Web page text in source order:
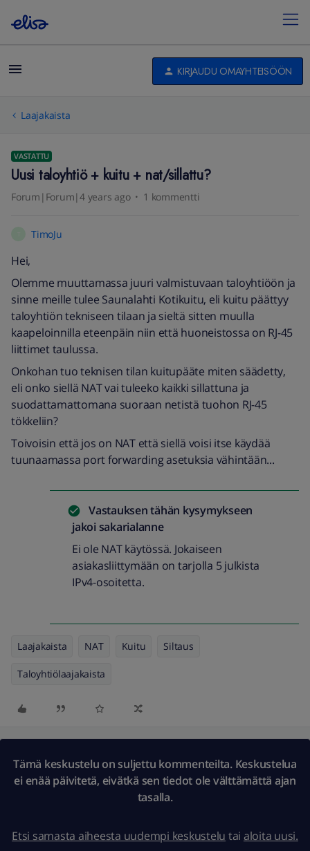
KIRJAUDU OMAYHTEISÖÖN
Laajakaista
VASTATTU
Uusi taloyhtiö + kuitu + nat/sillattu?
Forum|Forum|4 years ago 1 kommentti
TimoJu
Hei,
Olemme muuttamassa juuri valmistuvaan taloyhtiöön ja
sinne meille tulee Saunalahti Kotikuitu, eli kuitu päättyy
taloyhtiön tekniseen tilaan ja sieltä sitten muulla
kaapeloinnilla eteenpäin niin että huoneistossa on RJ-45
liittimet taulussa.
Onkohan tuo teknisen tilan kuitupääte miten säädetty,
eli onko siellä NAT vai tuleeko kaikki sillattuna ja
suodattamattomana suoraan netistä tuohon RJ-45
tökkeliin?
Toivoisin että jos on NAT että siellä voisi itse käydää
tuunaamassa port forwarding asetuksia vähintään...
Vastauksen tähän kysymykseen
jakoi sakarialanne
Ei ole NAT käytössä. Jokaiseen
asiakasliittymään on tarjolla 5 julkista
IPv4-osoitetta.
Laajakaista NAT Kuitu Siltaus
Taloyhtiölaajakaista
Tämä keskustelu on suljettu kommenteilta. Keskustelua
ei enää päivitetä, eivätkä sen tiedot ole välttämättä ajan
tasalla.
Etsi samasta aiheesta uudempi keskustelu tai aloita uusi.